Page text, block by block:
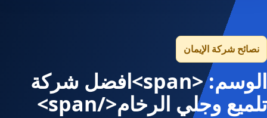
نصائح شركة الإيمان
الوسم: <span>افضل شركة
تلميع وجلي الرخام</span>